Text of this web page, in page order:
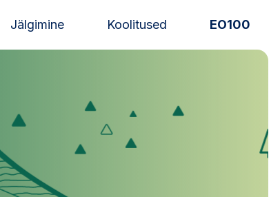
Jälgimine Koolitused EO100
Orienteerumine 100!